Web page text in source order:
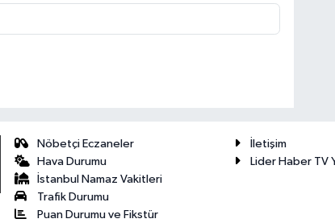
Nöbetçi Eczaneler
Hava Durumu
İstanbul Namaz Vakitleri
Trafik Durumu
Puan Durumu ve Fikstür
İletişim
Lider Haber TV